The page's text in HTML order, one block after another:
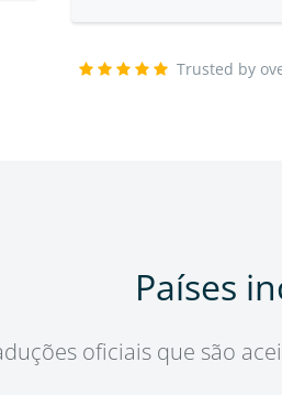
Trusted by
Países
oficiais que são